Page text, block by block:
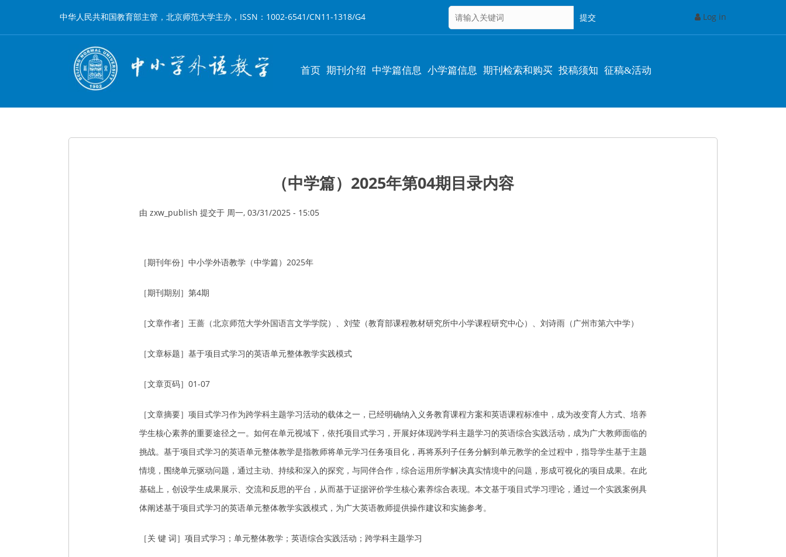
到
中华人民共和国教育部主管，北京师范大学主办，ISSN：1002-6541/CN11-1318/G4 Log in
Main
首页 期刊介绍 中学篇信息 小学篇信息 期刊检索和购买 投稿须知 征稿&活动
（中学篇）2025年第04期目录内容
由 zxw_publish 提交于 周一, 03/31/2025 - 15:05
［期刊年份］中小学外语教学（中学篇）2025年
［期刊期别］第4期
［文章作者］王蔷（北京师范大学外国语言文学学院）、刘莹（教育部课程教材研究所中小学课程研究中心）、刘诗雨（广州市第六中学）
［文章标题］基于项目式学习的英语单元整体教学实践模式
［文章页码］01-07
［文章摘要］项目式学习作为跨学科主题学习活动的载体之一，已经明确纳入义务教育课程方案和英语课程标准中，成为改变育人方式、培养
学生核心素养的重要途径之一。如何在单元视域下，依托项目式学习，开展好体现跨学科主题学习的英语综合实践活动，成为广大教师面临的
挑战。基于项目式学习的英语单元整体教学是指教师将单元学习任务项目化，再将系列子任务分解到单元教学的全过程中，指导学生基于主题
情境，围绕单元驱动问题，通过主动、持续和深入的探究，与同伴合作，综合运用所学解决真实情境中的问题，形成可视化的项目成果。在此
基础上，创设学生成果展示、交流和反思的平台，从而基于证据评价学生核心素养综合表现。本文基于项目式学习理论，通过一个实践案例具
体阐述基于项目式学习的英语单元整体教学实践模式，为广大英语教师提供操作建议和实施参考。
［关 键 词］项目式学习；单元整体教学；英语综合实践活动；跨学科主题学习